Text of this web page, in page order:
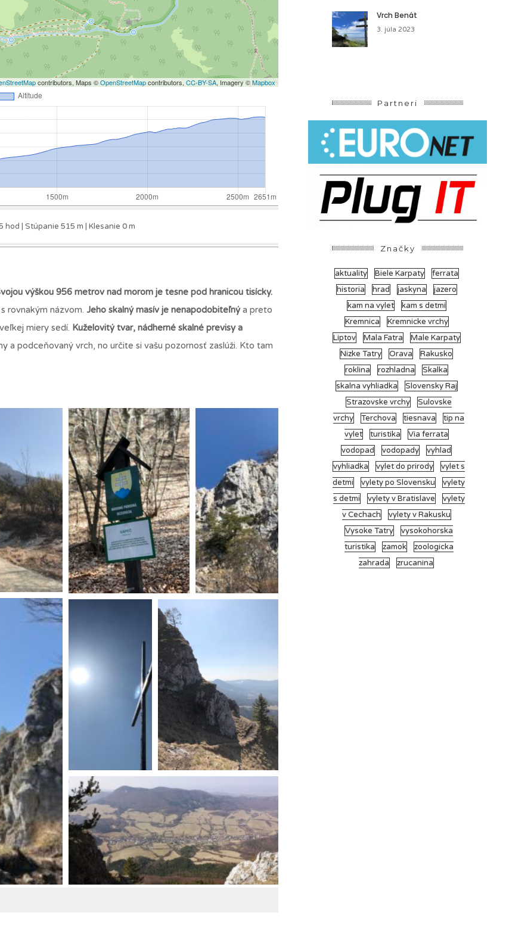
contributors, Maps ©OpenStreetMapcontributors,CC-BY-SA, Imagery ©Mapbox
hod | Stúpanie 515 m | Klesanie 0 m
výškou 956 metrov nad morom je tesne pod hranicou tisícky.
rovnakým názvom. Jeho skalný masív je nenapodobiteľnýa preto
miery sedí. Kuželovitý tvar, nádherné skalné previsy a
a podceňovaný vrch, no určite si vašu pozornosť zaslúži. Kto tam
Vrch Benát
3. júla 2023
Partneri
Značky
aktuality Biele Karpaty
ferrata
historia
hrad jaskyna
jazero
kam na vylet
kam s detmi
Kremnica
Kremnicke vrchy
Liptov
Mala Fatra
Male Karpaty
Nizke Tatry
Orava
Rakusko
roklina
rozhladna
Skalka
skalna vyhliadka
Slovensky Raj
Strazovske vrchy
Sulovske
vrchy
Terchova tiesnava
tip na
vylet
turistika
Via ferrata
vodopad
vodopady
vyhlad
vyhliadka
vylet do prirody
vylet s
detmi
vylety po Slovensku
vylety
s detmi
vylety v Bratislave
vylety
v Cechach
vylety v Rakusku
Vysoke Tatry
vysokohorska
turistika
zamok
zoologicka
zahrada
zrucanina